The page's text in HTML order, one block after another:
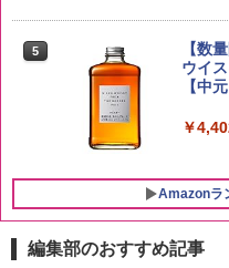
5kg
￥
5
【数
ウイ
【中
￥
Amazonラ
編集部のおすすめ記事